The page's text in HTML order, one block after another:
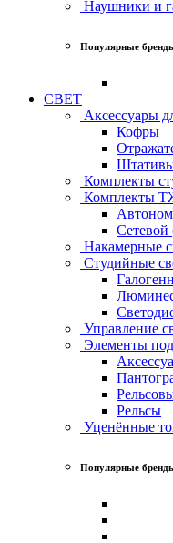
Наушники и
Популярные
СВЕТ
Аксессуары
Кофры
Комплекты
Комплекты
Сетевой
Накамерные
Студийные
Управление
Элементы
Рельсы
Уценённые
Популярные